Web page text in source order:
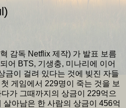
감독 Netflix 제작) 가 발표 보름
어 BTS, 기생충, 미나리에 이어
금이 걸려 있다는 것에 빚진 자들
게임에서 229명이 죽는 것을 보
가 그때까지의 상금이 229억으
살아남은 한 사람의 상금이 456억